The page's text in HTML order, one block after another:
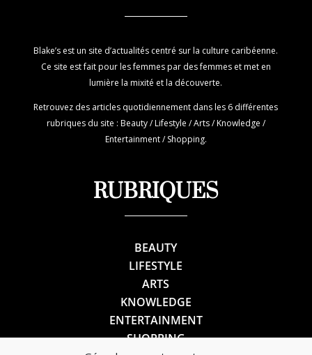
Blake’s est un site d’actualités centré sur la culture caribéenne.
Ce site est fait pour les femmes par des femmes et met en
lumière la mixité et la découverte.
Retrouvez des articles quotidiennement dans les 6 différentes
rubriques du site : Beauty / Lifestyle / Arts / Knowledge /
Entertainment / Shopping.
RUBRIQUES
BEAUTY
LIFESTYLE
ARTS
KNOWLEDGE
ENTERTAINMENT
SHOPPING